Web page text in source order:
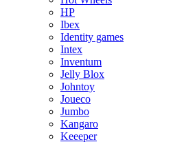
HP
Ibex
Identity games
Intex
Inventum
Jelly Blox
Johntoy
Joueco
Jumbo
Kangaro
Keeeper